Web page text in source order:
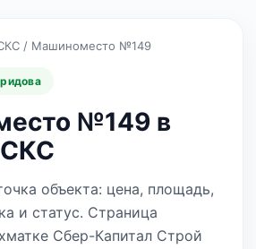
/ Машиноместо №149
№149 в
СКС
объекта: цена, площадь,
и статус. Страница
Сбер-Капитал Строй